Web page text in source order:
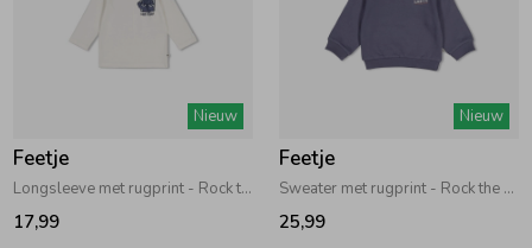
Nieuw
Feetje
Longsleeve met rugprint - Rock the Earth Offwhite
17,99
Nieuw
Feetje
Sweater met rugprint - Rock the Earth Blauw
25,99